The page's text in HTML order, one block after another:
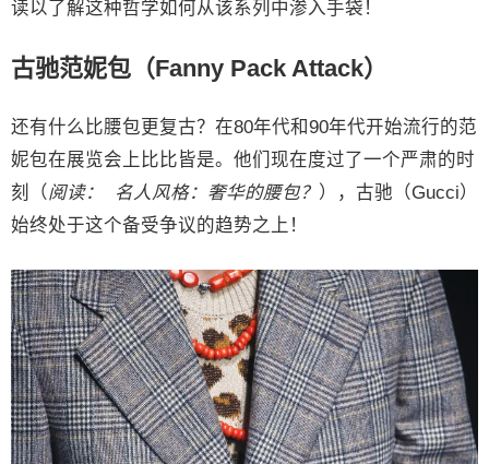
读以了解这种哲学如何从该系列中渗入手袋！
古驰范妮包（Fanny Pack Attack）
还有什么比腰包更复古？在80年代和90年代开始流行的范
妮包在展览会上比比皆是。他们现在度过了一个严肃的时
刻（阅读： 名人风格：奢华的腰包？ ），古驰（Gucci）
始终处于这个备受争议的趋势之上！